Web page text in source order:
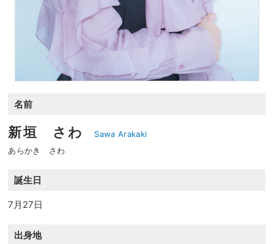
名前
新垣 さわ
Sawa Arakaki
あらかき さわ
誕生日
7月27日
出身地